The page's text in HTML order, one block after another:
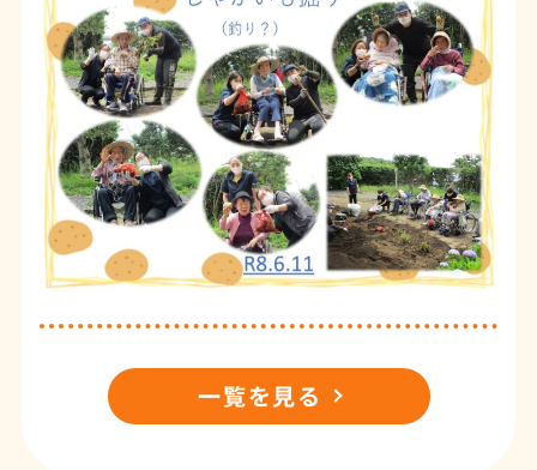
一覧を見る